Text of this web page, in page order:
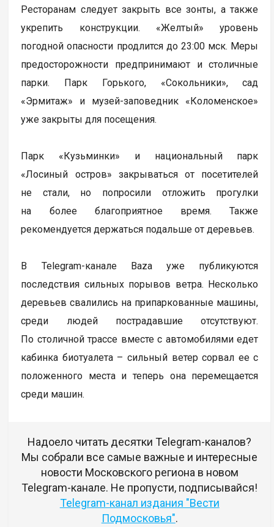
Ресторанам следует закрыть все зонты, а также
укрепить конструкции. «Желтый» уровень
погодной опасности продлится до 23:00 мск. Меры
предосторожности предпринимают и столичные
парки. Парк Горького, «Сокольники», сад
«Эрмитаж» и музей-заповедник «Коломенское»
уже закрыты для посещения.
Парк «Кузьминки» и национальный парк
«Лосиный остров» закрываться от посетителей
не стали, но попросили отложить прогулки
на более благоприятное время. Также
рекомендуется держаться подальше от деревьев.
В Telegram-канале Baza уже публикуются
последствия сильных порывов ветра. Несколько
деревьев свалились на припаркованные машины,
среди людей пострадавшие отсутствуют.
По столичной трассе вместе с автомобилями едет
кабинка биотуалета – сильный ветер сорвал ее с
положенного места и теперь она перемещается
среди машин.
Надоело читать десятки Telegram-каналов?
Мы собрали все самые важные и интересные
новости Московского региона в новом
Telegram-канале. Не пропусти, подписывайся!
Telegram-канал издания "Вести
Подмосковья".